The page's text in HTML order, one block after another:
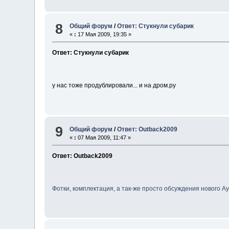
8 Общий форум /Ответ: Стукнули субарик
« : 17 Мая 2009, 19:35 »
Ответ: Стукнули субарик
у нас тоже продублировали... и на дром.ру
9 Общий форум /Ответ: Outback2009
« : 07 Мая 2009, 11:47 »
Ответ: Outback2009
Фотки, комплектация, а так-же просто обсуждения нового